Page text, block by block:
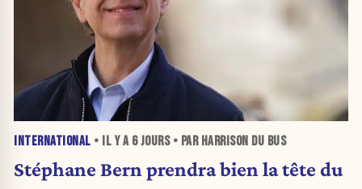
INTERNATIONAL • IL Y A 6 JOURS• PAR HARRISON DU BUS
Stéphane Bern prendra bien la tête du